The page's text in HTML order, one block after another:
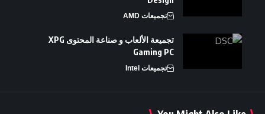
تجميعات AMD
تجميعة الألعاب و صناعة المحتوى XPG
Gaming PC
تجميعات Intel